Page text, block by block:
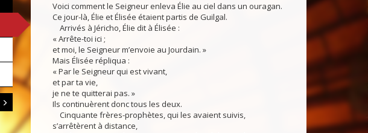
Voici comment le Seigneur enleva Élie au ciel dans un ouragan.
Ce jour-là, Élie et Élisée étaient partis de Guilgal.
Arrivés à Jéricho, Élie dit à Élisée :
« Arrête-toi ici ;
et moi, le Seigneur m’envoie au Jourdain. »
Mais Élisée répliqua :
« Par le Seigneur qui est vivant,
et par ta vie,
je ne te quitterai pas. »
Ils continuèrent donc tous les deux.
Cinquante frères-prophètes, qui les avaient suivis,
s’arrêtèrent à distance,